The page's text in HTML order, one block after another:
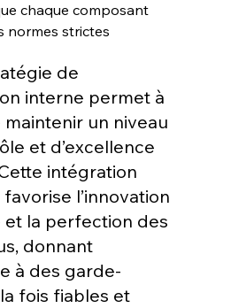
chaque composant
normes strictes
de
interne permet à
maintenir un niveau
et d’excellence
intégration
l’innovation
et la perfection des
donnant
à des garde-
fois fiables et